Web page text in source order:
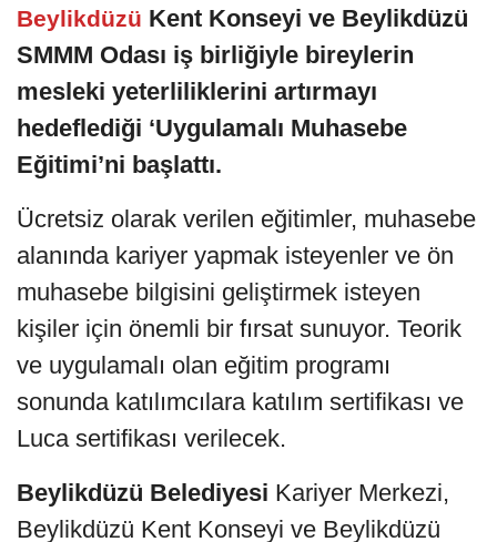
Beylikdüzü Kent Konseyi ve Beylikdüzü
SMMM Odası iş birliğiyle bireylerin
mesleki yeterliliklerini artırmayı
hedeflediği ‘Uygulamalı Muhasebe
Eğitimi’ni başlattı.
Ücretsiz olarak verilen eğitimler, muhasebe
alanında kariyer yapmak isteyenler ve ön
muhasebe bilgisini geliştirmek isteyen
kişiler için önemli bir fırsat sunuyor. Teorik
ve uygulamalı olan eğitim programı
sonunda katılımcılara katılım sertifikası ve
Luca sertifikası verilecek.
Beylikdüzü Belediyesi Kariyer Merkezi,
Beylikdüzü Kent Konseyi ve Beylikdüzü